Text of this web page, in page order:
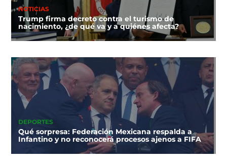
NOTICIAS
Trump firma decreto contra el turismo de
nacimiento, ¿de qué va y a quiénes afecta?
DEPORTES
Qué sorpresa: Federación Mexicana respalda a
Infantino y no reconocerá procesos ajenos a FIFA